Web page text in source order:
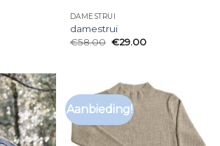
DAMESTRUI
damestrui
€58.00 €29.00
Aanbieding!